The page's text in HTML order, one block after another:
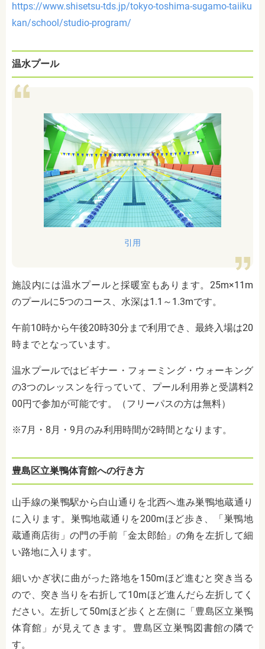
https://www.shisetsu-tds.jp/tokyo-toshima-sugamo-taiiku
kan/school/studio-program/
温水プール
引用
施設内には温水プールと採暖室もあります。25m×11m
のプールに5つのコース、水深は1.1～1.3mです。
午前10時から午後20時30分まで利用でき、最終入場は20
時までとなっています。
温水プールではビギナー・フォーミング・ウォーキング
の3つのレッスンを行っていて、プール利用券と受講料2
00円で参加が可能です。（フリーパスの方は無料）
※7月・8月・9月のみ利用時間が2時間となります。
豊島区立巣鴨体育館への行き方
山手線の巣鴨駅から白山通りを北西へ進み巣鴨地蔵通り
に入ります。巣鴨地蔵通りを200mほど歩き、「巣鴨地
蔵通商店街」の門の手前「金太郎飴」の角を左折して細
い路地に入ります。
細いかぎ状に曲がった路地を150mほど進むと突き当る
ので、突き当りを右折して10mほど進んだら左折してく
ださい。左折して 50mほど歩くと左側に「豊島区立巣鴨
体育館」が見えてきます。豊島区立巣鴨図書館の隣で
す。